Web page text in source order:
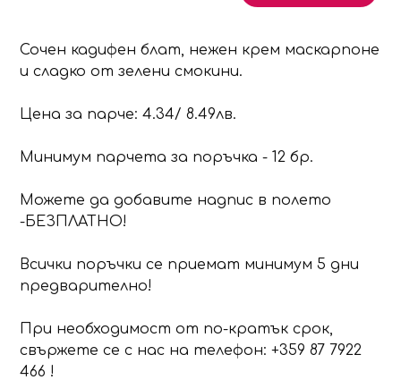
Сочен кадифен блат, нежен крем маскарпоне
и сладко от зелени смокини.
Цена за парче: 4.34/ 8.49лв.
Минимум парчета за поръчка - 12 бр.
Можете да добавите надпис в полето
-БЕЗПЛАТНО!
Всички поръчки се приемат минимум 5 дни
предварително!
При необходимост от по-кратък срок,
свържете се с нас на телефон: +359 87 7922
466 !